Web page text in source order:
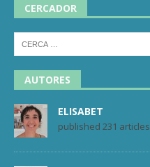
CERCADOR
AUTORES
ELISABET
published 231 articles